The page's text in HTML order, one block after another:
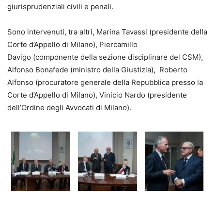
giurisprudenziali civili e penali.
Sono intervenuti, tra altri, Marina Tavassi (presidente della
Corte d’Appello di Milano), Piercamillo
Davigo (componente della sezione disciplinare del CSM),
Alfonso Bonafede (ministro della Giustizia), Roberto
Alfonso (procuratore generale della Repubblica presso la
Corte d’Appello di Milano), Vinicio Nardo (presidente
dell’Ordine degli Avvocati di Milano).